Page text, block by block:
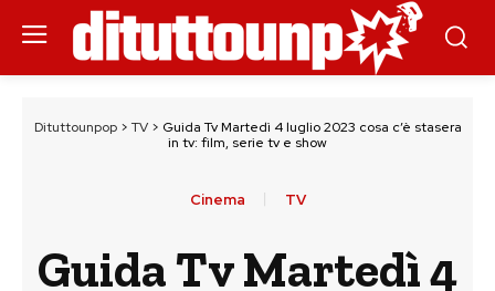
Dituttounpop> TV> Guida Tv Martedì 4 luglio 2023 cosa c’è stasera
in tv: film, serie tv e show
Cinema TV
Guida Tv Martedì 4